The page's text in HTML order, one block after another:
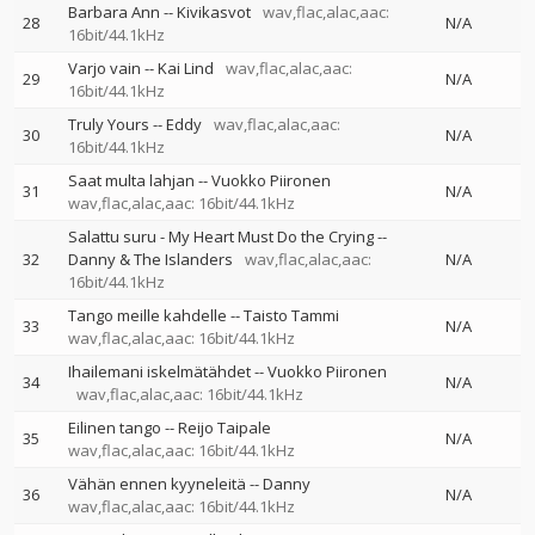
28 Barbara Ann --Kivikasvot wav,flac,alac,aac:
16bit/44.1kHz
N/A
29 Varjo vain --Kai Lind
wav,flac,alac,aac:
16bit/44.1kHz
N/A
30 Truly Yours --Eddy wav,flac,alac,aac:
16bit/44.1kHz
N/A
31 Saat multa lahjan --Vuokko Piironen
wav,flac,alac,aac: 16bit/44.1kHz
N/A
32
Salattu suru - My Heart Must Do the Crying--
Danny & The Islanders
wav,flac,alac,aac:
16bit/44.1kHz
N/A
33 Tango meille kahdelle --Taisto Tammi
wav,flac,alac,aac: 16bit/44.1kHz
N/A
34 Ihailemani iskelmätähdet--Vuokko Piironen
wav,flac,alac,aac: 16bit/44.1kHz
N/A
35 Eilinen tango --Reijo Taipale
wav,flac,alac,aac: 16bit/44.1kHz
N/A
36 Vähän ennen kyyneleitä --Danny
wav,flac,alac,aac: 16bit/44.1kHz
N/A